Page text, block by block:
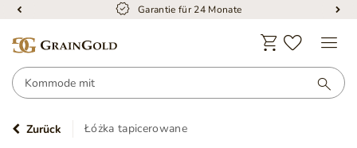
Garantie für 24 Monate
Zurück Łóżka tapicerowane